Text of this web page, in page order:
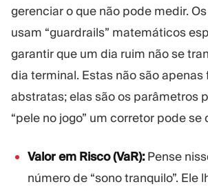
gerenciar o que não pode medir.
usam “guardrails” matemáticos
garantir que um dia ruim não se
dia terminal. Estas não são apenas
abstratas; elas são os parâmetros
“pele no jogo” um corretor pode se
Valor em Risco (VaR):Pense
número de “sono tranquilo”. Ele